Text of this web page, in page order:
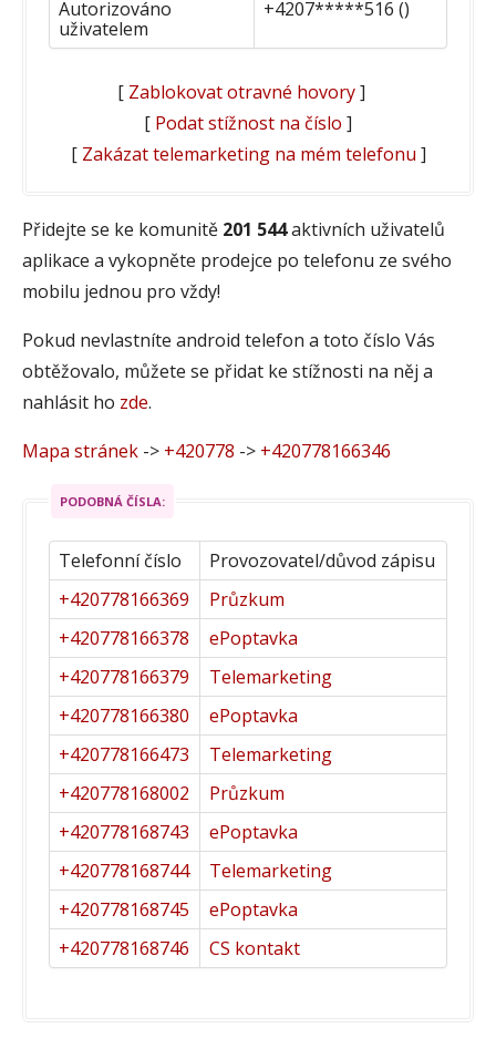
Autorizováno
uživatelem
+4207*****516 ()
[ Zablokovat otravné hovory]
[ Podat stížnost na číslo ]
[ Zakázat telemarketing na mém telefonu ]
Přidejte se ke komunitě 201 544aktivních uživatelů
aplikace a vykopněte prodejce po telefonu ze svého
mobilu jednou pro vždy!
Pokud nevlastníte android telefon a toto číslo Vás
obtěžovalo, můžete se přidat ke stížnosti na něj a
nahlásit ho zde.
Mapa stránek -> +420778 -> +420778166346
PODOBNÁ ČÍSLA:
Telefonní číslo
Provozovatel/důvod zápisu
+420778166369
Průzkum
+420778166378
ePoptavka
+420778166379
Telemarketing
+420778166380
ePoptavka
+420778166473
Telemarketing
+420778168002
Průzkum
+420778168743
ePoptavka
+420778168744
Telemarketing
+420778168745
ePoptavka
+420778168746
CS kontakt